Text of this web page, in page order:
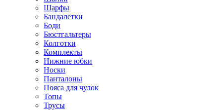
Шарфы
Бандалетки
Боди
Бюстгальтеры
Колготки
Комплекты
Нижние юбки
Носки
Панталоны
Поясa для чулок
Топы
Трусы